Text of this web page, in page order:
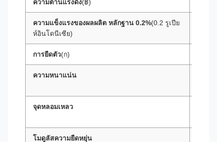
ความต้านแรงดึง(฿)
ความแข็งแรงของผลผลิต หลักฐาน 0.2%(0.2 รูเปีย
ห์อินโดนีเซีย)
การยืดตัว(ก)
ความหนาแน่น
จุดหลอมเหลว
โมดูลัสความยืดหยุ่น